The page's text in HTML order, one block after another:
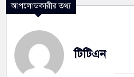
আপলোডকারীর তথ্য
টিটিএন